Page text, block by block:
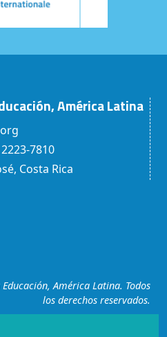
América Latina
7810
Costa Rica
América Latina. Todos
los derechos reservados.